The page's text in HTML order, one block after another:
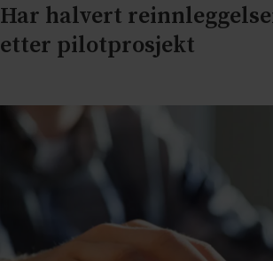
Har halvert
etter pilotprosjekt